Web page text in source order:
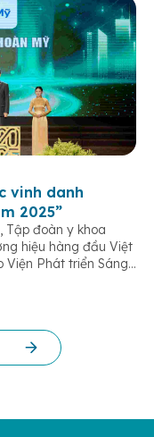
vinh danh
2025”
Tập đoàn y khoa
hiệu hàng đầu Việt
Viện Phát triển Sáng